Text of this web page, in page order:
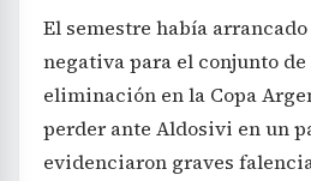
El semestre había
negativa para el conjunto
eliminación en la Copa
perder ante Aldosivi en un
evidenciaron graves